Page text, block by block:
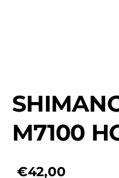
M7100
€42,00